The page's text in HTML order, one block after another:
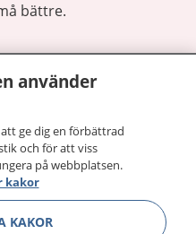
bättre.
Visa
använder
ge dig en förbättrad
och för att viss
på webbplatsen.
kakor
KAKOR